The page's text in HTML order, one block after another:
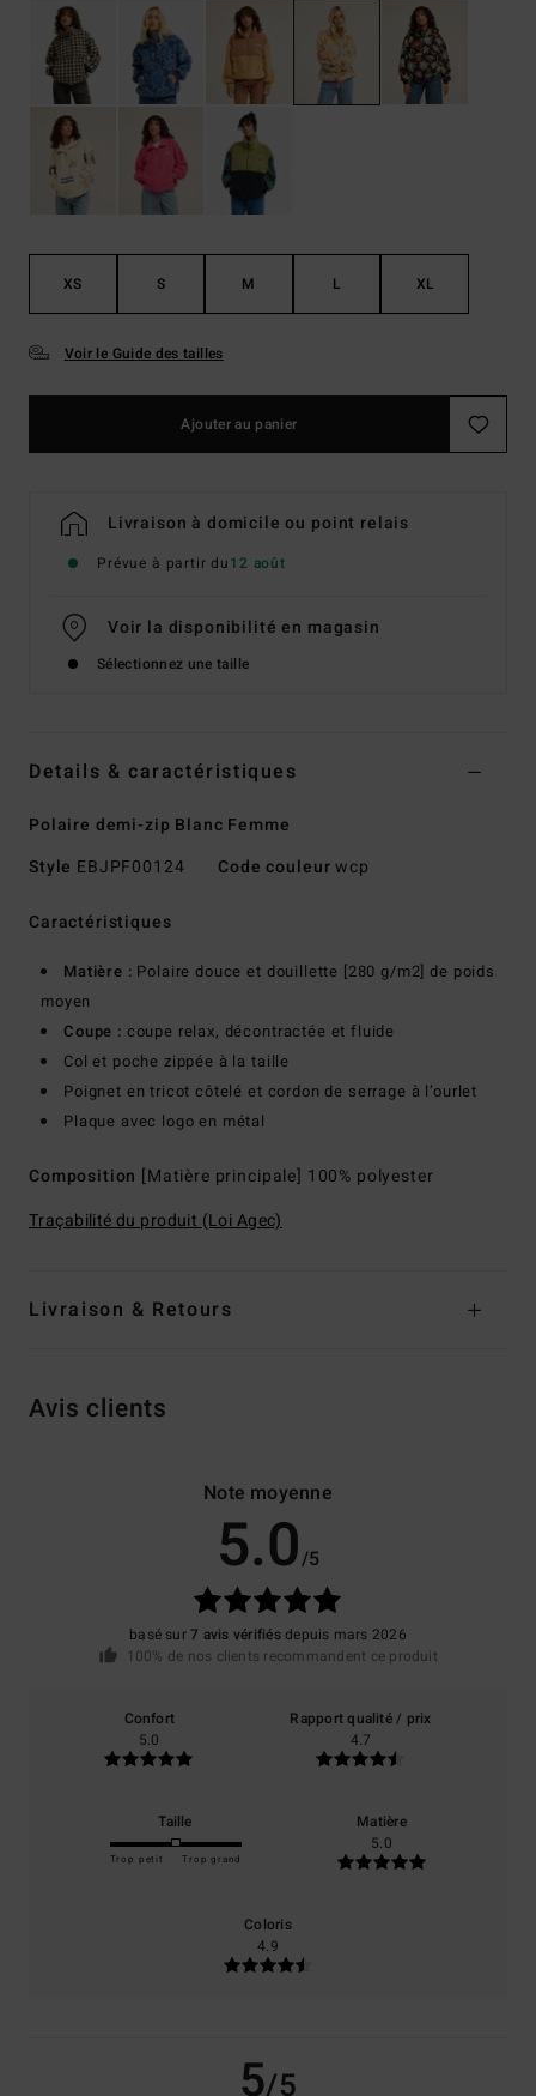
XS S M L XL
Voir le Guide des tailles
Ajouter au panier
Livraison à domicile ou point relais
Prévue à partir du12 août
Voir la disponibilité en magasin
Sélectionnez une taille
Details & caractéristiques
Polaire demi-zip Blanc Femme
Style EBJPF00124 Code couleurwcp
Caractéristiques
Matière : Polaire douce et douillette [280 g/m2] de poids
moyen
Coupe : coupe relax, décontractée et fluide
Col et poche zippée à la taille
Poignet en tricot côtelé et cordon de serrage à l’ourlet
Plaque avec logo en métal
Composition [Matière principale] 100% polyester
Traçabilité du produit (Loi Agec)
Livraison & Retours
Avis clients
Note moyenne
5.0/5
basé sur7 avis vérifiésdepuis mars 2026
100% de nos clients recommandent ce produit
Confort
5.0
Rapport qualité / prix
4.7
Taille
Trop petit Trop grand
Matière
5.0
Coloris
4.9
5/5